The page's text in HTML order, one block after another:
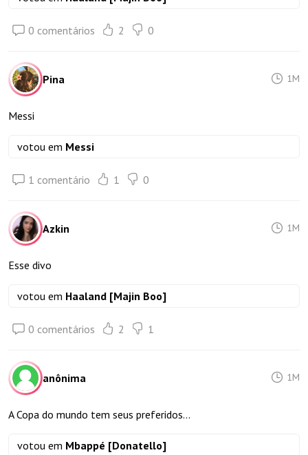
0 comentários 2 0
Pina 1M
Messi
votou em Messi
1 comentário 1 0
Azkin 1M
Esse divo
votou em Haaland [Majin Boo]
0 comentários 2 1
anônima 1M
A Copa do mundo tem seus preferidos...
votou em Mbappé [Donatello]